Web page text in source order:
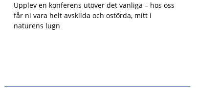
Upplev en konferens utöver det vanliga – hos oss
får ni vara helt avskilda och ostörda, mitt i
naturens lugn